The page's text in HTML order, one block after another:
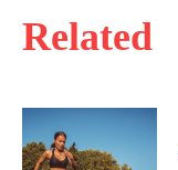
Related